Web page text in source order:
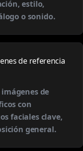
estilo,
o sonido.
de referencia
de
con
faciales clave,
general.